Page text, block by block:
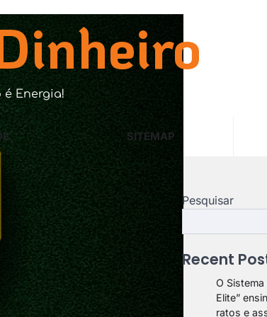
é Energia!
SITEMAP
Pesquisar
Recent
O
Elite”
ratos e